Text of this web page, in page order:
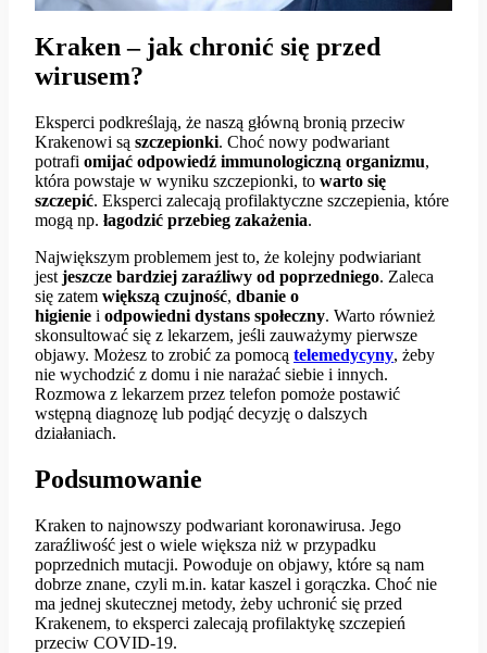
Kraken – jak chronić się przed
wirusem?
Eksperci podkreślają, że naszą główną bronią przeciw
Krakenowi są szczepionki. Choć nowy podwariant
potrafi omijać odpowiedź immunologiczną organizmu,
która powstaje w wyniku szczepionki, to warto się
szczepić. Eksperci zalecają profilaktyczne szczepienia, które
mogą np. łagodzić przebieg zakażenia.
Największym problemem jest to, że kolejny podwiariant
jest jeszcze bardziej zaraźliwy od poprzedniego. Zaleca
się zatem większą czujność, dbanie o
higienie i odpowiedni dystans społeczny. Warto również
skonsultować się z lekarzem, jeśli zauważymy pierwsze
objawy. Możesz to zrobić za pomocą telemedycyny, żeby
nie wychodzić z domu i nie narażać siebie i innych.
Rozmowa z lekarzem przez telefon pomoże postawić
wstępną diagnozę lub podjąć decyzję o dalszych
działaniach.
Podsumowanie
Kraken to najnowszy podwariant koronawirusa. Jego
zaraźliwość jest o wiele większa niż w przypadku
poprzednich mutacji. Powoduje on objawy, które są nam
dobrze znane, czyli m.in. katar kaszel i gorączka. Choć nie
ma jednej skutecznej metody, żeby uchronić się przed
Krakenem, to eksperci zalecają profilaktykę szczepień
przeciw COVID-19.